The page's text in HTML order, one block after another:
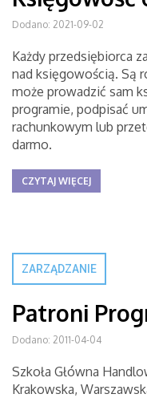
Dodano: 2021-09-02
Każdy przedsiębiorca
nad księgowością. Są
może prowadzić sam
programie, podpisać
rachunkowym lub
darmo.
CZYTAJ WIĘCEJ
ZARZĄDZANIE
Patroni
Dodano: 2011-04-04
Szkoła Główna
Krakowska,